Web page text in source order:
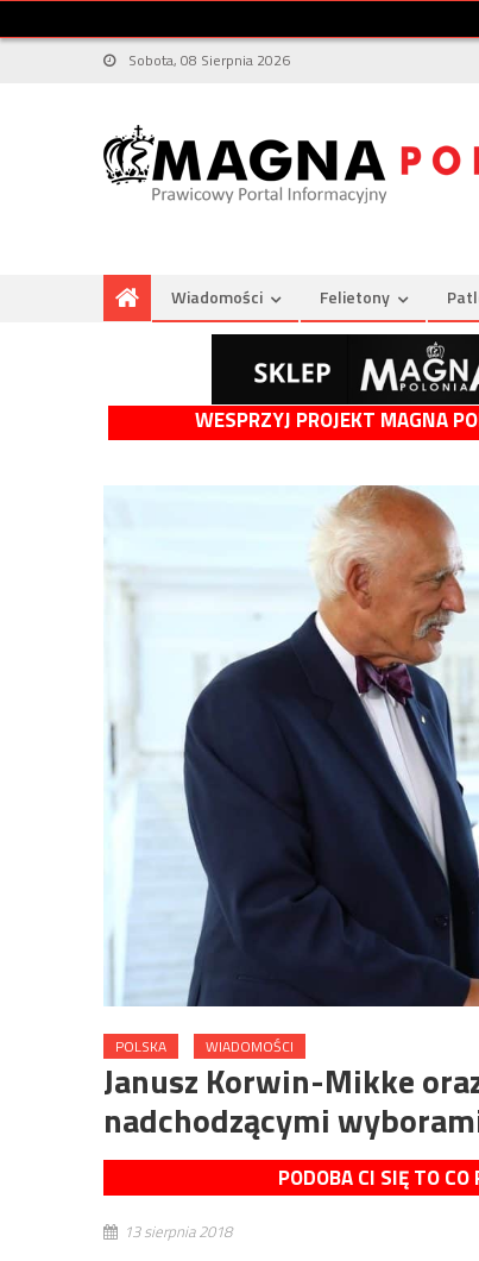
Sobota, 08 Sierpnia 2026
Wiadomości Felietony
WESPRZYJ PROJEKT MAGNA
POLSKA WIADOMOŚCI
Janusz Korwin-Mikke
nadchodzącymi
PODOBA CI SIĘ TO
13 sierpnia 2018